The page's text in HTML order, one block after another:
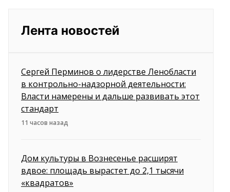
Лента новостей
Сергей Перминов о лидерстве Ленобласти
в контрольно-надзорной деятельности:
Власти намерены и дальше развивать этот
стандарт
11 часов назад
Дом культуры в Вознесенье расширят
вдвое: площадь вырастет до 2,1 тысячи
«квадратов»